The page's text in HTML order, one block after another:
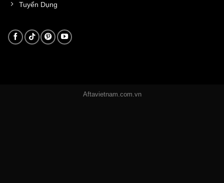
Tuyển Dụng
Aftavietnam.com.vn